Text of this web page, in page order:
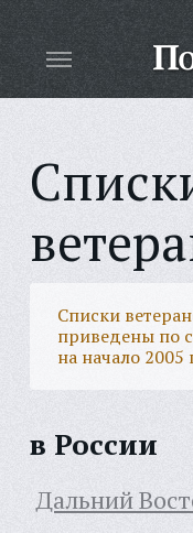
Списки
приведены по
на начало 2005
в России
Дальний